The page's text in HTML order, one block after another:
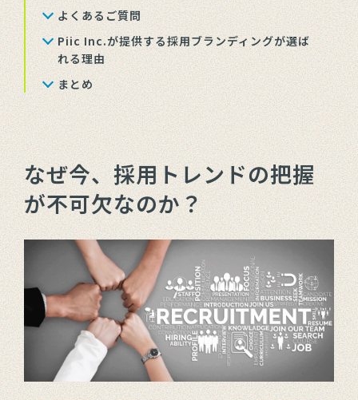
よくあるご質問
Piic Inc.が提供する採用ブランディングが選ば
れる理由
まとめ
なぜ今、採用トレンドの把握
が不可欠なのか？